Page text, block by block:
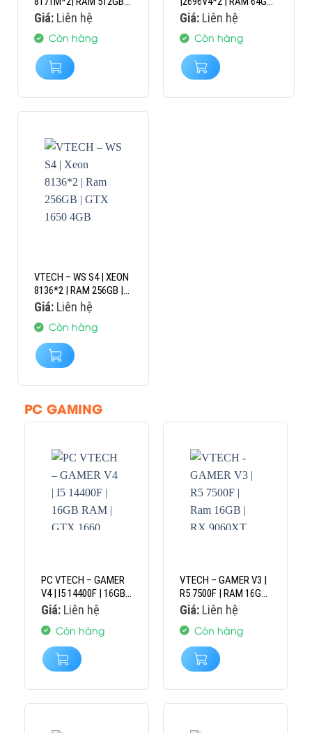
RTX 3050 8GB
Giá:Liên hệ
Còn hàng
GTX 1650 4GB
Giá:Liên hệ
Còn hàng
VTECH – WS S4 | XEON
8136*2 | RAM 256GB |
GTX 1650 4GB
Giá:Liên hệ
Còn hàng
PC GAMING
PC VTECH – GAMER
V4 | I5 14400F | 16GB
RAM | GTX 1660
Giá:Liên hệ
Còn hàng
VTECH – GAMER V3 |
R5 7500F | RAM 16GB
| RX 9060XT 8GB
Giá:Liên hệ
Còn hàng